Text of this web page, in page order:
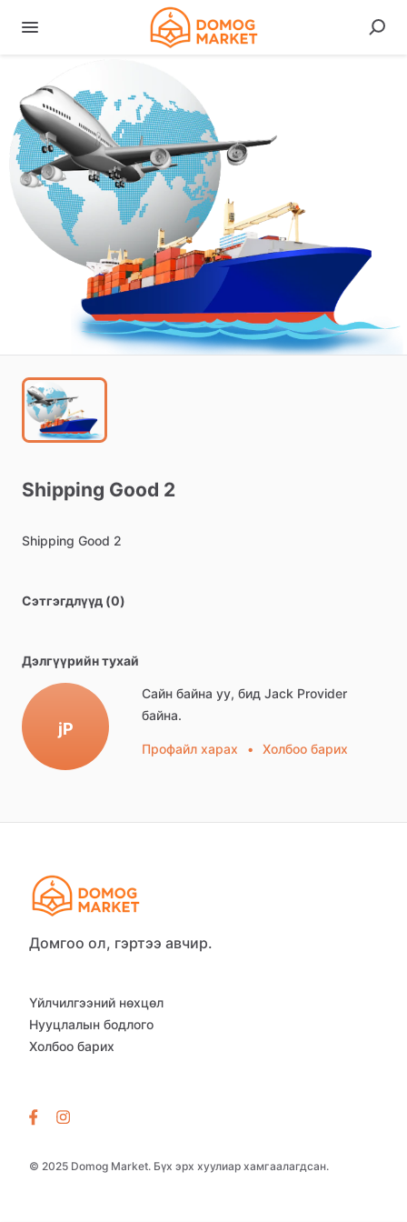
Shipping Good 2
Shipping Good 2
Сэтгэгдлүүд (0)
Дэлгүүрийн тухай
jP
Сайн байна уу, бид Jack Provider
байна.
Профайл харах • Холбоо барих
Домгоо ол, гэртээ авчир.
© 2025 Domog Market. Бүх эрх хуулиар хамгаалагдсан.
Үйлчилгээний нөхцөл
Нууцлалын бодлого
Холбоо барих